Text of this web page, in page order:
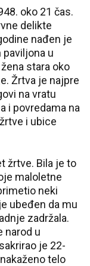
oko 21 čas.
delikte
nađen je
u
stara oko
Žrtva je najpre
na vratu
i povredama na
i ubice
žrtve. Bila je to
maloletne
neki
ubeđen da mu
zadržala.
narod u
je 22-
telo